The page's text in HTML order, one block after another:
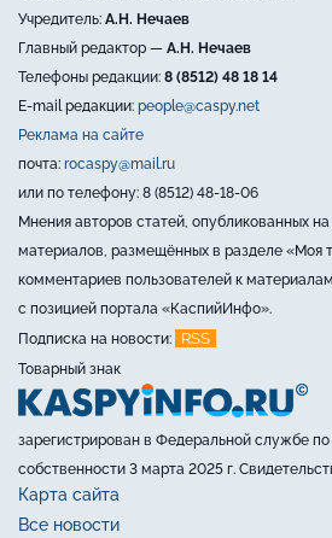
Учредитель: А.Н. Нечаев
Главный редактор — А.Н. Нечаев
Телефоны редакции: 8 (8512) 48 18 14
E-mail редакции: people@caspy.net
Реклама на сайте
почта: rocaspy@mail.ru
или по телефону: 8 (8512) 48-18-06
Мнения авторов статей, опубликованных
материалов, размещённых в разделе «Моя
комментариев пользователей к
с позицией портала «КаспийИнфо».
Подписка на новости:
RSS
Товарный знак
зарегистрирован в Федеральной службе по
собственности 3 марта 2025 г.
Карта сайта
Все новости